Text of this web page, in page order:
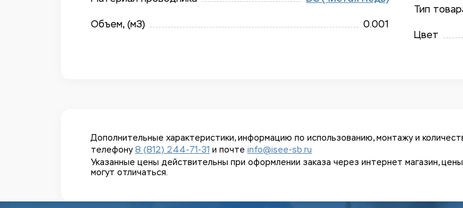
Объем, (м3) 0.001
Тип
Цвет
Дополнительные характеристики, информацию по использованию, монтажу и
телефону8 (812) 244-71-31 и почте info@isee-sb.ru
Указанные цены действительны при оформлении заказа через интернет магазин,
могут отличаться.